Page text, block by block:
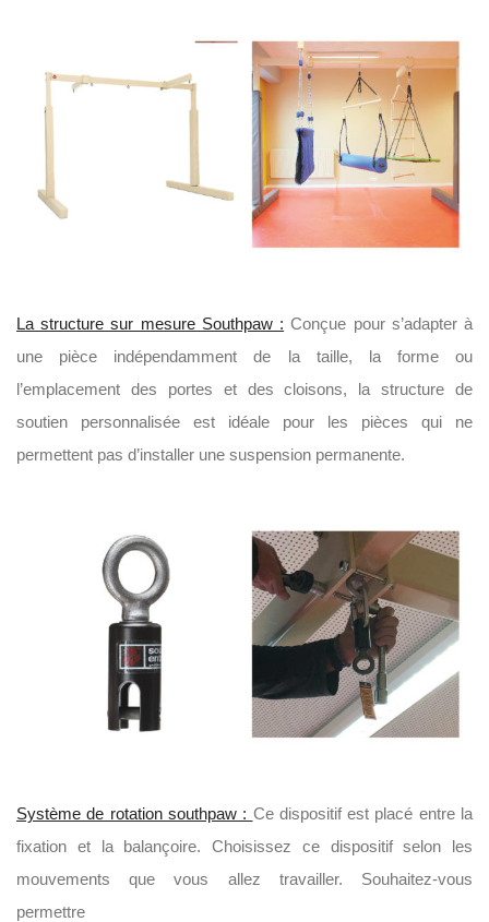
La structure sur mesure Southpaw : Conçue pour s’adapter à
une pièce indépendamment de la taille, la forme ou
l’emplacement des portes et des cloisons, la structure de
soutien personnalisée est idéale pour les pièces qui ne
permettent pas d’installer une suspension permanente.
Système de rotation southpaw : Ce dispositif est placé entre la
fixation et la balançoire. Choisissez ce dispositif selon les
mouvements que vous allez travailler. Souhaitez-vous
permettre